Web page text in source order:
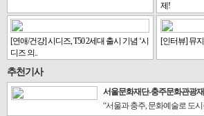
제!
[연애/건강] 시디즈, T50 2세대 출시 기념 ‘시
디즈 의..
[인터뷰] 뮤
추천기사
서울문화재단-충주문화관광
“서울과 충주, 문화예술로 도시